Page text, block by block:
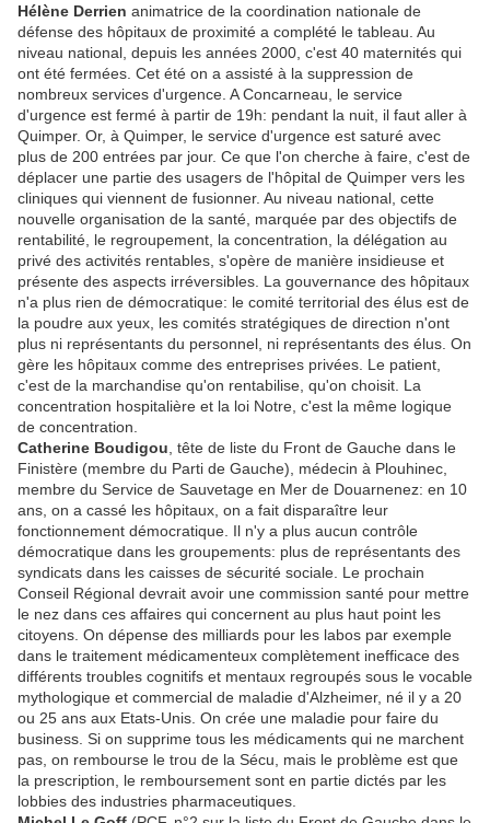
Hélène Derrien animatrice de la coordination nationale de
défense des hôpitaux de proximité a complété le tableau. Au
niveau national, depuis les années 2000, c'est 40 maternités qui
ont été fermées. Cet été on a assisté à la suppression de
nombreux services d'urgence. A Concarneau, le service
d'urgence est fermé à partir de 19h: pendant la nuit, il faut aller à
Quimper. Or, à Quimper, le service d'urgence est saturé avec
plus de 200 entrées par jour. Ce que l'on cherche à faire, c'est de
déplacer une partie des usagers de l'hôpital de Quimper vers les
cliniques qui viennent de fusionner. Au niveau national, cette
nouvelle organisation de la santé, marquée par des objectifs de
rentabilité, le regroupement, la concentration, la délégation au
privé des activités rentables, s'opère de manière insidieuse et
présente des aspects irréversibles. La gouvernance des hôpitaux
n'a plus rien de démocratique: le comité territorial des élus est de
la poudre aux yeux, les comités stratégiques de direction n'ont
plus ni représentants du personnel, ni représentants des élus. On
gère les hôpitaux comme des entreprises privées. Le patient,
c'est de la marchandise qu'on rentabilise, qu'on choisit. La
concentration hospitalière et la loi Notre, c'est la même logique
de concentration.
Catherine Boudigou , tête de liste du Front de Gauche dans le
Finistère (membre du Parti de Gauche), médecin à Plouhinec,
membre du Service de Sauvetage en Mer de Douarnenez: en 10
ans, on a cassé les hôpitaux, on a fait disparaître leur
fonctionnement démocratique. Il n'y a plus aucun contrôle
démocratique dans les groupements: plus de représentants des
syndicats dans les caisses de sécurité sociale. Le prochain
Conseil Régional devrait avoir une commission santé pour mettre
le nez dans ces affaires qui concernent au plus haut point les
citoyens. On dépense des milliards pour les labos par exemple
dans le traitement médicamenteux complètement inefficace des
différents troubles cognitifs et mentaux regroupés sous le vocable
mythologique et commercial de maladie d'Alzheimer, né il y a 20
ou 25 ans aux Etats-Unis. On crée une maladie pour faire du
business. Si on supprime tous les médicaments qui ne marchent
pas, on rembourse le trou de la Sécu, mais le problème est que
la prescription, le remboursement sont en partie dictés par les
lobbies des industries pharmaceutiques.